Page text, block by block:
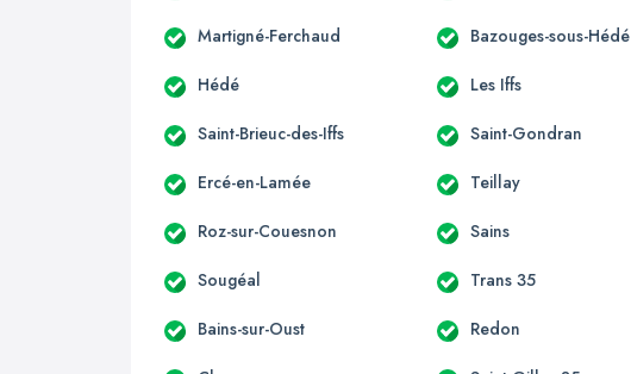
Martigné-Ferchaud Bazouges-sous-Hédé
Hédé Les Iffs
Saint-Brieuc-des-Iffs Saint-Gondran
Ercé-en-Lamée Teillay
Roz-sur-Couesnon Sains
Sougéal Trans 35
Bains-sur-Oust Redon